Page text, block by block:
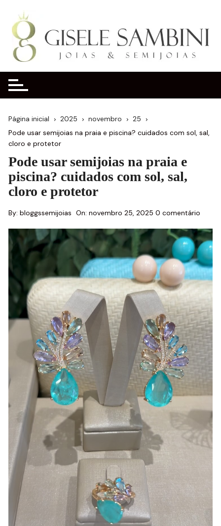
conteúdo
Página inicial 2025 novembro
25
Pode usar semijoias na praia e piscina? cuidados com sol, sal,
cloro e protetor
Pode usar semijoias na praia e
piscina? cuidados com sol, sal,
cloro e protetor
By: bloggssemijoias On:novembro 25, 2025 0 comentário